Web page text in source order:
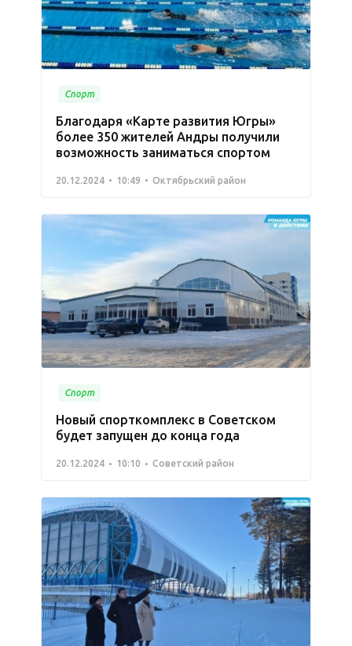
Спорт
Благодаря «Карте развития Югры»
более 350 жителей Андры получили
возможность заниматься спортом
20.12.2024 10:49 Октябрьский район
Спорт
Новый спорткомплекс в Советском
будет запущен до конца года
20.12.2024 10:10 Советский район